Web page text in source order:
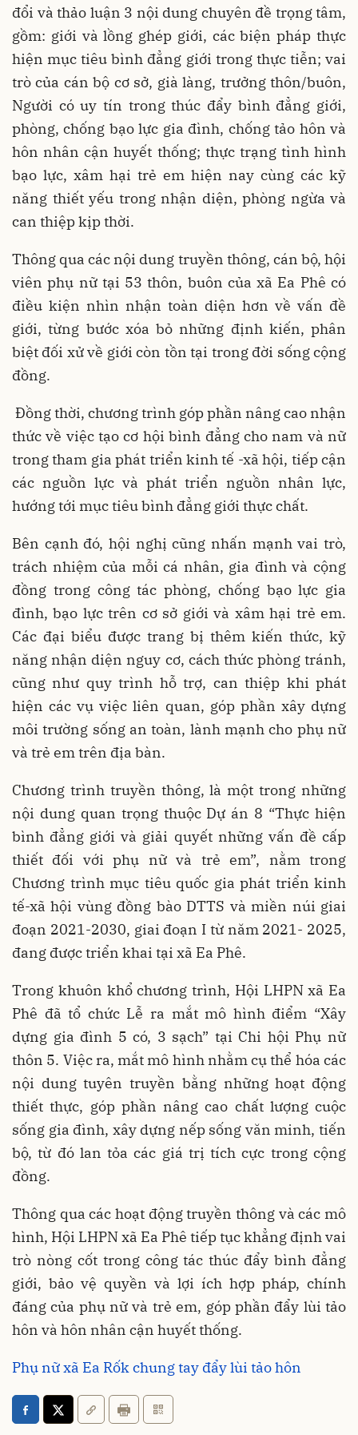
đổi và thảo luận 3 nội dung chuyên đề trọng tâm,
gồm: giới và lồng ghép giới, các biện pháp thực
hiện mục tiêu bình đẳng giới trong thực tiễn; vai
trò của cán bộ cơ sở, già làng, trưởng thôn/buôn,
Người có uy tín trong thúc đẩy bình đẳng giới,
phòng, chống bạo lực gia đình, chống tảo hôn và
hôn nhân cận huyết thống; thực trạng tình hình
bạo lực, xâm hại trẻ em hiện nay cùng các kỹ
năng thiết yếu trong nhận diện, phòng ngừa và
can thiệp kịp thời.
Thông qua các nội dung truyền thông, cán bộ, hội
viên phụ nữ tại 53 thôn, buôn của xã Ea Phê có
điều kiện nhìn nhận toàn diện hơn về vấn đề
giới, từng bước xóa bỏ những định kiến, phân
biệt đối xử về giới còn tồn tại trong đời sống cộng
đồng.
Đồng thời, chương trình góp phần nâng cao nhận
thức về việc tạo cơ hội bình đẳng cho nam và nữ
trong tham gia phát triển kinh tế -xã hội, tiếp cận
các nguồn lực và phát triển nguồn nhân lực,
hướng tới mục tiêu bình đẳng giới thực chất.
Bên cạnh đó, hội nghị cũng nhấn mạnh vai trò,
trách nhiệm của mỗi cá nhân, gia đình và cộng
đồng trong công tác phòng, chống bạo lực gia
đình, bạo lực trên cơ sở giới và xâm hại trẻ em.
Các đại biểu được trang bị thêm kiến thức, kỹ
năng nhận diện nguy cơ, cách thức phòng tránh,
cũng như quy trình hỗ trợ, can thiệp khi phát
hiện các vụ việc liên quan, góp phần xây dựng
môi trường sống an toàn, lành mạnh cho phụ nữ
và trẻ em trên địa bàn.
Chương trình truyền thông, là một trong những
nội dung quan trọng thuộc Dự án 8 “Thực hiện
bình đẳng giới và giải quyết những vấn đề cấp
thiết đối với phụ nữ và trẻ em”, nằm trong
Chương trình mục tiêu quốc gia phát triển kinh
tế-xã hội vùng đồng bào DTTS và miền núi giai
đoạn 2021-2030, giai đoạn I từ năm 2021- 2025,
đang được triển khai tại xã Ea Phê.
Trong khuôn khổ chương trình, Hội LHPN xã Ea
Phê đã tổ chức Lễ ra mắt mô hình điểm “Xây
dựng gia đình 5 có, 3 sạch” tại Chi hội Phụ nữ
thôn 5. Việc ra, mắt mô hình nhằm cụ thể hóa các
nội dung tuyên truyền bằng những hoạt động
thiết thực, góp phần nâng cao chất lượng cuộc
sống gia đình, xây dựng nếp sống văn minh, tiến
bộ, từ đó lan tỏa các giá trị tích cực trong cộng
đồng.
Thông qua các hoạt động truyền thông và các mô
hình, Hội LHPN xã Ea Phê tiếp tục khẳng định vai
trò nòng cốt trong công tác thúc đẩy bình đẳng
giới, bảo vệ quyền và lợi ích hợp pháp, chính
đáng của phụ nữ và trẻ em, góp phần đẩy lùi tảo
hôn và hôn nhân cận huyết thống.
Phụ nữ xã Ea Rốk chung tay đẩy lùi tảo hôn